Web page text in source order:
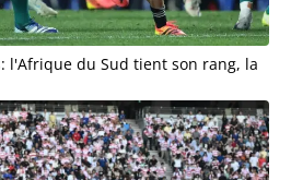
l'Afrique du Sud tient son rang, la